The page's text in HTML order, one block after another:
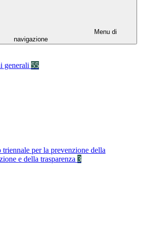
Menu di
navigazione
generali 55
triennale per la prevenzione della
e della trasparenza 3